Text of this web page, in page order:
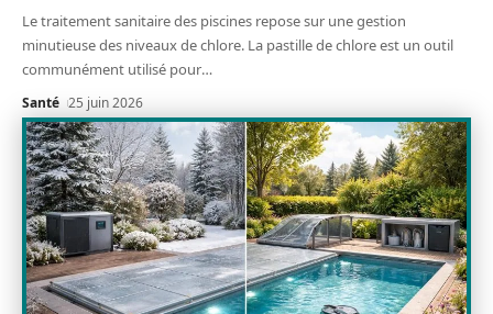
Le traitement sanitaire des piscines repose sur une gestion
minutieuse des niveaux de chlore. La pastille de chlore est un outil
communément utilisé pour…
Santé 25 juin 2026